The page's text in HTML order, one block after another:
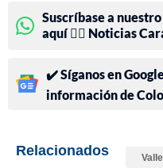
Suscríbase a
aquí 👉🏻 Noticias
✔️ Síganos en
información de
Relacionados Valle